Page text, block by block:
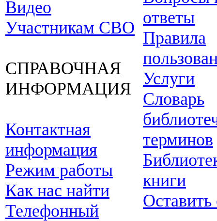
Видео
Участникам СВО
СПРАВОЧНАЯ
ИНФОРМАЦИЯ
Контактная
информация
Режим работы
Как нас найти
Телефонный
ответы
Правила
Услуги
Словарь
терминов
книги
Оставить